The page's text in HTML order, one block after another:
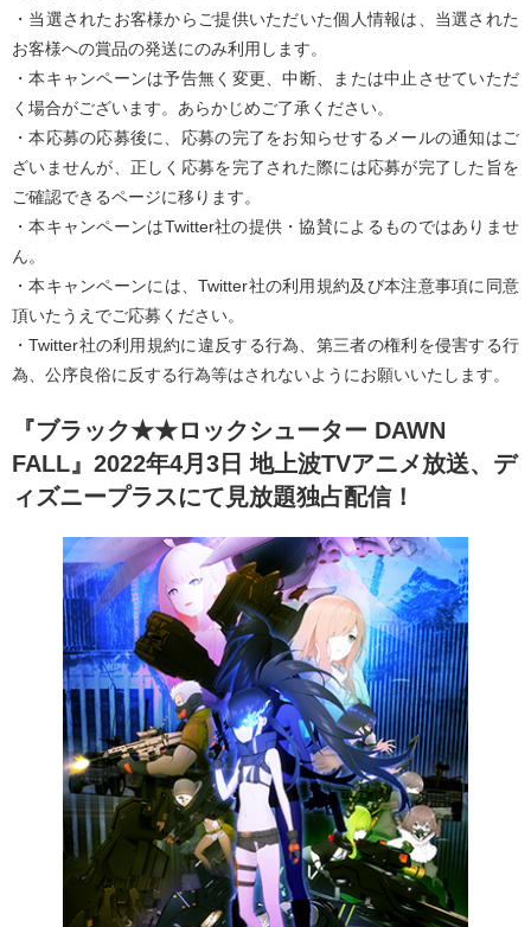
・当選されたお客様からご提供いただいた個人情報は、当選された
お客様への賞品の発送にのみ利用します。
・本キャンペーンは予告無く変更、中断、または中止させていただ
く場合がございます。あらかじめご了承ください。
・本応募の応募後に、応募の完了をお知らせするメールの通知はご
ざいませんが、正しく応募を完了された際には応募が完了した旨を
ご確認できるページに移ります。
・本キャンペーンはTwitter社の提供・協賛によるものではありませ
ん。
・本キャンペーンには、Twitter社の利用規約及び本注意事項に同意
頂いたうえでご応募ください。
・Twitter社の利用規約に違反する行為、第三者の権利を侵害する行
為、公序良俗に反する行為等はされないようにお願いいたします。
『ブラック★★ロックシューター DAWN
FALL』2022年4月3日 地上波TVアニメ放送、デ
ィズニープラスにて見放題独占配信！